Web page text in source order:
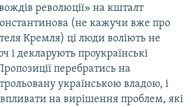
революції» на кшталт
(не кажучи вже про
Кремля) ці люди воліють не
і декларують проукраїнські
перебратись на
українською владою, і
на вирішення проблем, які